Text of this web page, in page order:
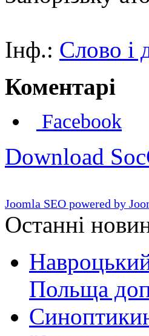
Інф.: Слово і
Коментарі
Facebook
Download
Joomla SEO powered by
Останні
Польща